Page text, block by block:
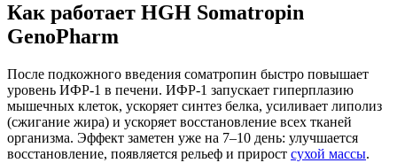
Как работает HGH Somatropin
GenoPharm
После подкожного введения соматропин быстро повышает
уровень ИФР-1 в печени. ИФР-1 запускает гиперплазию
мышечных клеток, ускоряет синтез белка, усиливает липолиз
(сжигание жира) и ускоряет восстановление всех тканей
организма. Эффект заметен уже на 7–10 день: улучшается
восстановление, появляется рельеф и прирост сухой массы.